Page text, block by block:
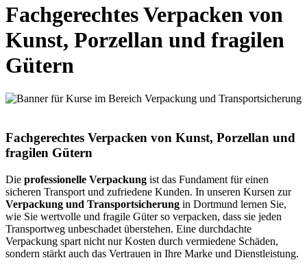
Fachgerechtes Verpacken von
Kunst, Porzellan und fragilen
Gütern
Fachgerechtes Verpacken von Kunst, Porzellan und
fragilen Gütern
Die professionelle Verpackung ist das Fundament für einen
sicheren Transport und zufriedene Kunden. In unseren Kursen zur
Verpackung und Transportsicherung in Dortmund lernen Sie,
wie Sie wertvolle und fragile Güter so verpacken, dass sie jeden
Transportweg unbeschadet überstehen. Eine durchdachte
Verpackung spart nicht nur Kosten durch vermiedene Schäden,
sondern stärkt auch das Vertrauen in Ihre Marke und Dienstleistung.